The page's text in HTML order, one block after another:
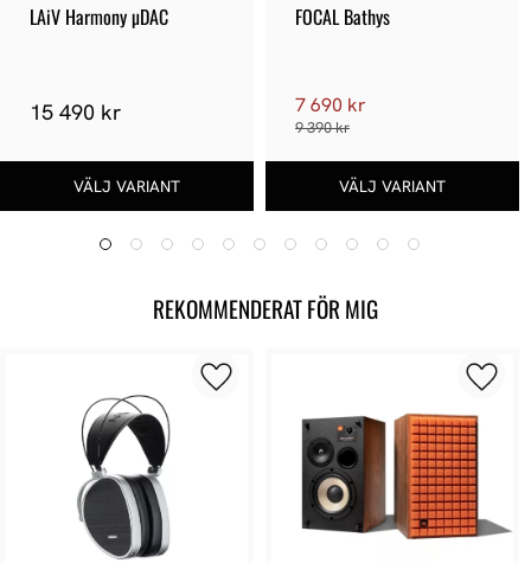
LAiV Harmony µDAC
15 490 kr
FOCAL Bathys
7 690 kr
9 390 kr
REKOMMENDERAT FÖR MIG